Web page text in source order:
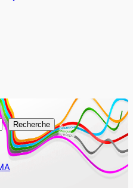
Recherche